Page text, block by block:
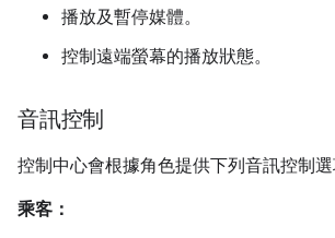
播放及暫停媒體。
控制遠端螢幕的播放狀態。
音訊控制
控制中心會根據角色提供下列音訊控制選
乘客：